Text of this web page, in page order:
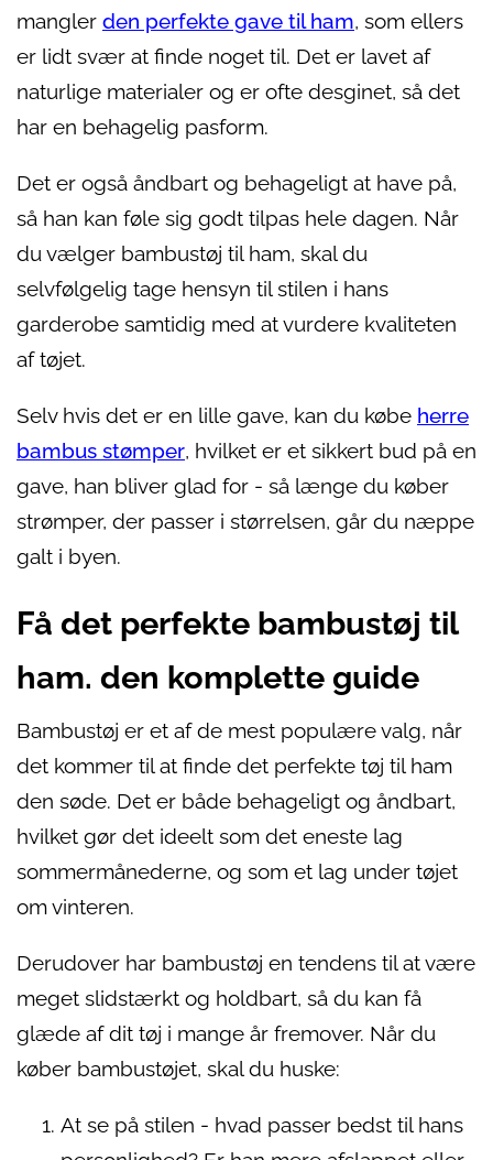
mangler den perfekte gave til ham, som ellers
er lidt svær at finde noget til. Det er lavet af
naturlige materialer og er ofte desginet, så det
har en behagelig pasform.
Det er også åndbart og behageligt at have på,
så han kan føle sig godt tilpas hele dagen. Når
du vælger bambustøj til ham, skal du
selvfølgelig tage hensyn til stilen i hans
garderobe samtidig med at vurdere kvaliteten
af tøjet.
Selv hvis det er en lille gave, kan du købe herre
bambus stømper, hvilket er et sikkert bud på en
gave, han bliver glad for - så længe du køber
strømper, der passer i størrelsen, går du næppe
galt i byen.
Få det perfekte bambustøj til
ham. den komplette guide
Bambustøj er et af de mest populære valg, når
det kommer til at finde det perfekte tøj til ham
den søde. Det er både behageligt og åndbart,
hvilket gør det ideelt som det eneste lag
sommermånederne, og som et lag under tøjet
om vinteren.
Derudover har bambustøj en tendens til at være
meget slidstærkt og holdbart, så du kan få
glæde af dit tøj i mange år fremover. Når du
køber bambustøjet, skal du huske:
At se på stilen - hvad passer bedst til hans